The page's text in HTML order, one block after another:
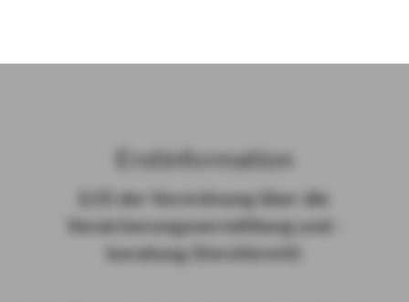
Erst­in­for­ma­ti­on
§ 15 der Ver­ord­nung über die
Ver­si­che­rungs­ver­mitt­lung und -​
beratung (Vers­VermV)